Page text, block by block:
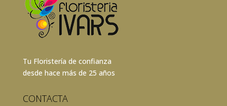
Tu Floristería de confianza
desde hace más de 25 años
CONTACTA